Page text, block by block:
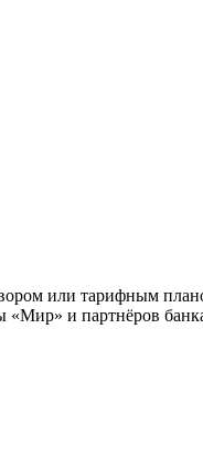
или тарифным
и партнёров